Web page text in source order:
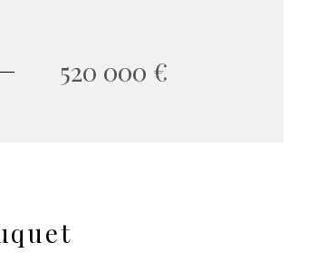
520 000 €